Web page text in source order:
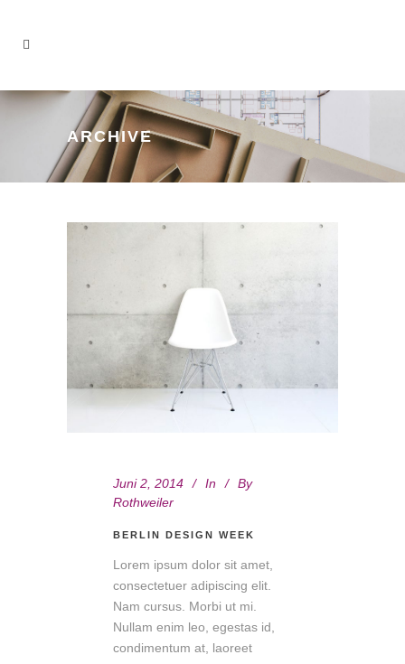
ARCHIVE
Juni 2, 2014 In
By
Rothweiler
BERLIN DESIGN WEEK
Lorem ipsum dolor sit amet,
consectetuer adipiscing elit.
Nam cursus. Morbi ut mi.
Nullam enim leo, egestas id,
condimentum at, laoreet